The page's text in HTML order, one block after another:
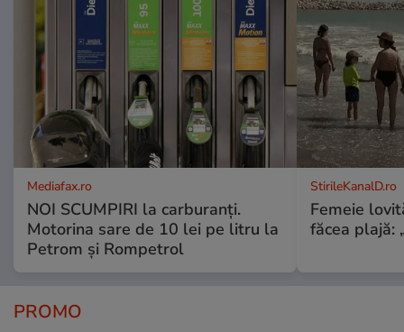
Mediafax.ro
NOI SCUMPIRI la carburanți.
Motorina sare de 10 lei pe litru la
Petrom și Rompetrol
StirileKanalD.ro
Femeie
făcea plajă:
PROMO